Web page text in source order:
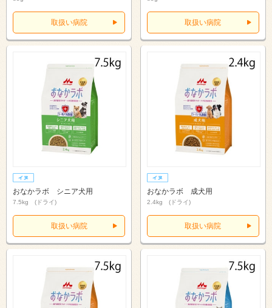
取扱い病院 取扱い病院
おなかラボ シニア犬用
7.5kg (ドライ)
取扱い病院
おなかラボ 成犬用
2.4kg (ドライ)
取扱い病院